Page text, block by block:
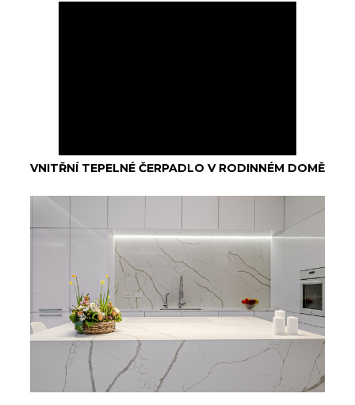
VNITŘNÍ TEPELNÉ ČERPADLO V RODINNÉM DOMĚ